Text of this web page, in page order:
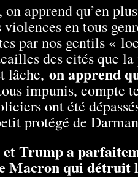
apprend qu’en
en tous
par nos gentils «
des cités que la
lâche, on apprend
impunis, compte
ont été
protégé de
et Trump a
Macron qui détruit